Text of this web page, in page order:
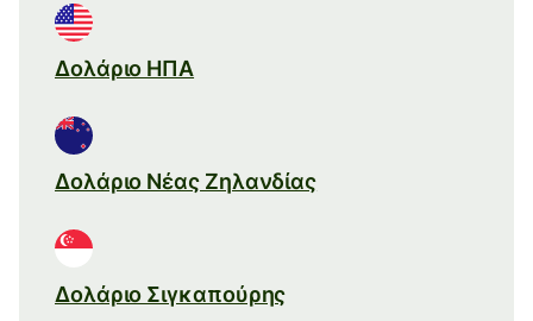
Δολάριο ΗΠΑ
Δολάριο Νέας Ζηλανδίας
Δολάριο Σιγκαπούρης